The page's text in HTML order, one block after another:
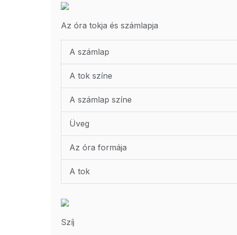
Az óra tokja és számlapja
A számlap
A tok színe
A számlap színe
Üveg
Az óra formája
A tok
Szíj